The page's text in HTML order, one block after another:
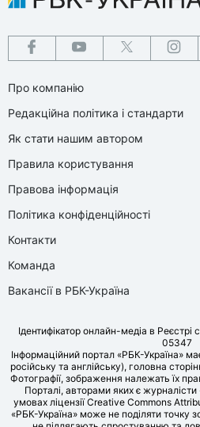
Про компанію
Редакційна політика і стандарти
Як стати нашим автором
Правила користування
Правова інформація
Політика конфіденційності
Контакти
Команда
Вакансії в РБК-Україна
Ідентифікатор онлайн-медіа в Реєстрі
05347
Інформаційний портал «РБК-Україна»
російську та англійську), головна
Фотографії, зображення належать їх
Порталі, авторами яких є
умовах ліцензії Creative Commons
«РБК-Україна» може не поділяти точку